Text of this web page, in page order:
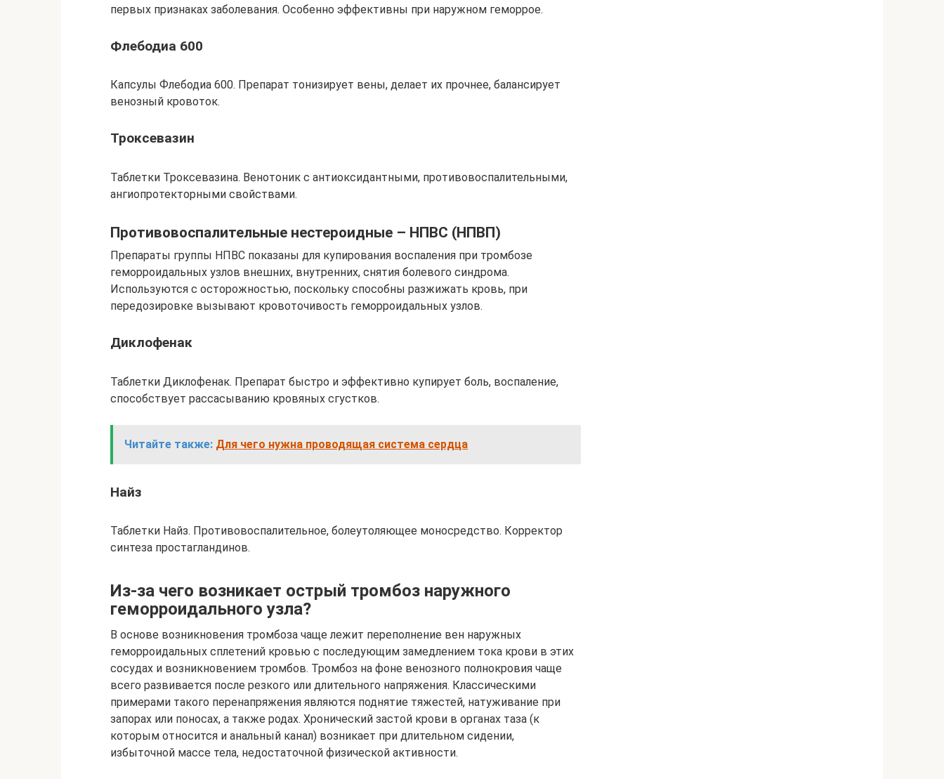
первых признаках заболевания. Особенно эффективны при наружном геморрое.
Флебодиа 600
Капсулы Флебодиа 600. Препарат тонизирует вены, делает их прочнее, балансирует
венозный кровоток.
Троксевазин
Таблетки Троксевазина. Венотоник с антиоксидантными, противовоспалительными,
ангиопротекторными свойствами.
Противовоспалительные нестероидные – НПВС (НПВП)
Препараты группы НПВС показаны для купирования воспаления при тромбозе
геморроидальных узлов внешних, внутренних, снятия болевого синдрома.
Используются с осторожностью, поскольку способны разжижать кровь, при
передозировке вызывают кровоточивость геморроидальных узлов.
Диклофенак
Таблетки Диклофенак. Препарат быстро и эффективно купирует боль, воспаление,
способствует рассасыванию кровяных сгустков.
Читайте также: Для чего нужна проводящая система сердца
Найз
Таблетки Найз. Противовоспалительное, болеутоляющее моносредство. Корректор
синтеза простагландинов.
Из-за чего возникает острый тромбоз наружного
геморроидального узла?
В основе возникновения тромбоза чаще лежит переполнение вен наружных
геморроидальных сплетений кровью с последующим замедлением тока крови в этих
сосудах и возникновением тромбов. Тромбоз на фоне венозного полнокровия чаще
всего развивается после резкого или длительного напряжения. Классическими
примерами такого перенапряжения являются поднятие тяжестей, натуживание при
запорах или поносах, а также родах. Хронический застой крови в органах таза (к
которым относится и анальный канал) возникает при длительном сидении,
избыточной массе тела, недостаточной физической активности.